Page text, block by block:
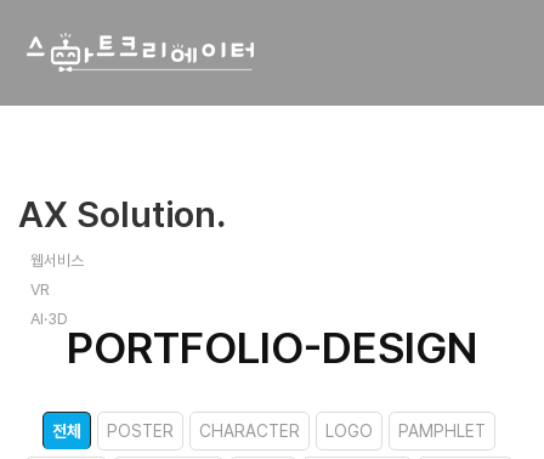
AX Solution.
웹서비스
VR
AI·3D
PORTFOLIO-DESIGN
전체 POSTER CHARACTER LOGO PAMPHLET